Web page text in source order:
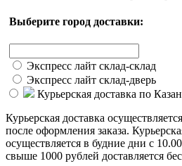
Выберите город доставки:
Экспресс лайт склад-склад
Экспресс лайт склад-дверь
Курьерская доставка по
Курьерская доставка
после оформления заказа.
осуществляется в будние дни с
свыше 1000 рублей доставляется